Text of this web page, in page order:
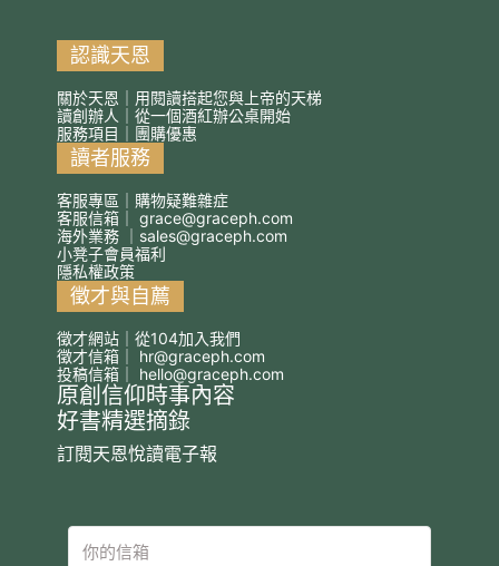
認識天恩
關於天恩｜用閱讀搭起您與上帝的天梯
讀創辦人｜從一個酒紅辦公桌開始
服務項目｜團購優惠
讀者服務
客服專區｜購物疑難雜症
客服信箱｜ grace@graceph.com
海外業務 ｜ sales@graceph.com
小凳子會員福利
隱私權政策
徵才與自薦
徵才網站｜從104加入我們
徵才信箱｜ hr@graceph.com
投稿信箱｜ hello@graceph.com
原創信仰時事內容
好書精選摘錄
訂閱天恩悅讀電子報